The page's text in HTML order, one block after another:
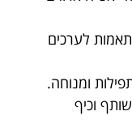
לערכים
ומנוחה.
וכיף